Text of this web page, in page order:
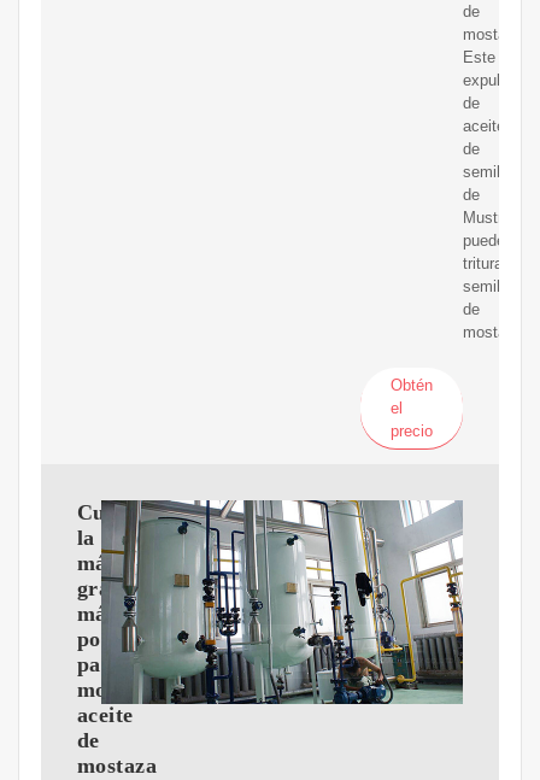
de
mostaza.
Este
expulsor
de
aceite
de
semilla
de
Mustrad
puede
triturar
semillas
de
mostaza.
Obtén
el
precio
Cuba
la
máquina
grande
más
popular
para
moler
aceite
de
mostaza